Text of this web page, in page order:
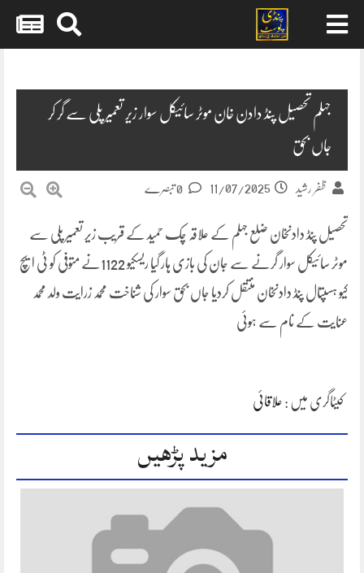
جہلم تحصیل پنڈ دادن خان موٹر سائیکل سوار زیر تعمیر پلی سے گر کر
جاں بحق
ظفر رشید 11/07/2025
تحصیل پنڈ دادنخان ضلع جہلم کے علاقہ چک حمید کے قریب زیر تعمیر پلی سے
موٹر سائیکل سوار گرنے سے جان کی بازی ہار گیا ریسکیو 1122نے متوفی کو ٹی ایچ
کیو ہسپتال پنڈ دادنخان منتقل کردیا جاں بحق سوار کی شناخت محمد زرایت ولد محمد
عنایت کے نام سے ہوئی
کیٹاگری میں : علاقائی
مزید پڑھیں